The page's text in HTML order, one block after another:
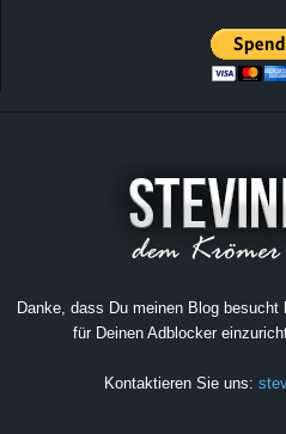
Danke, dass Du meinen Blog besucht
für Deinen Adblocker
Kontaktieren Sie uns: